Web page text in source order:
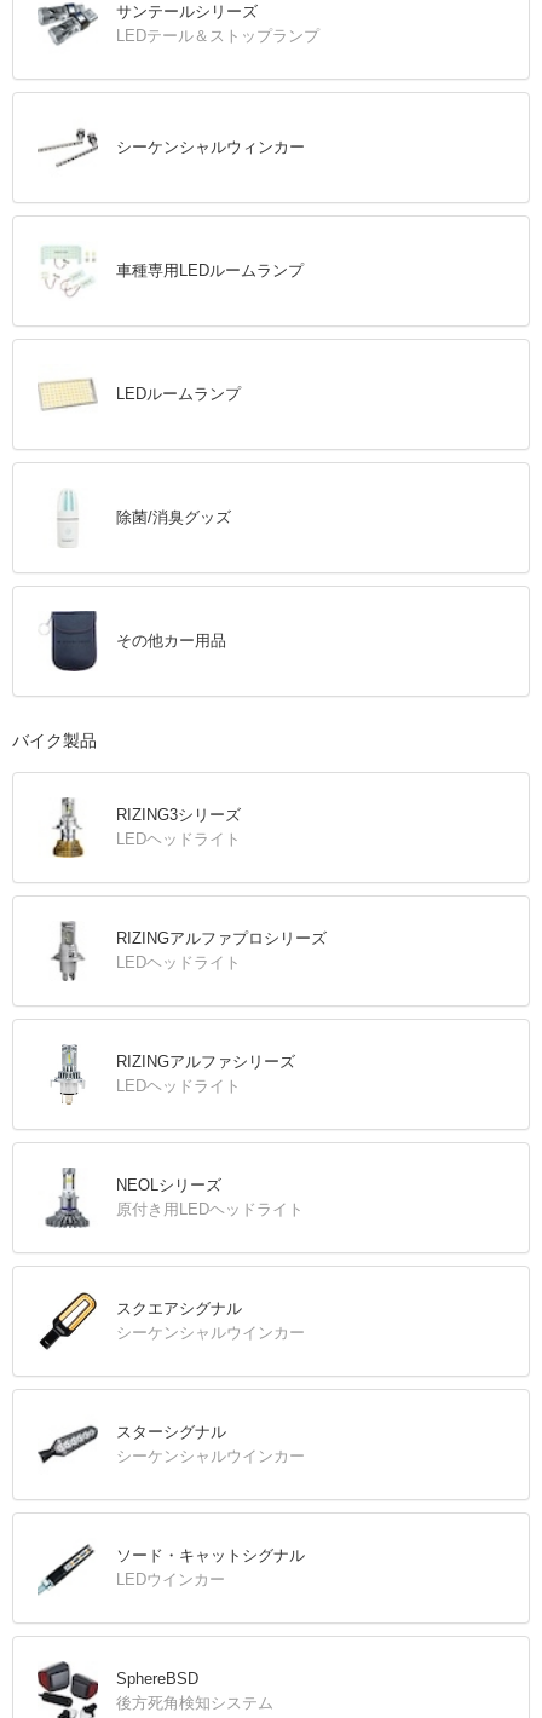
サンテールシリーズ
LEDテール＆ストップランプ
シーケンシャルウィンカー
車種専用LEDルームランプ
LEDルームランプ
除菌/消臭グッズ
その他カー用品
バイク製品
RIZING3シリーズ
LEDヘッドライト
RIZINGアルファプロシリーズ
LEDヘッドライト
RIZINGアルファシリーズ
LEDヘッドライト
NEOLシリーズ
原付き用LEDヘッドライト
スクエアシグナル
シーケンシャルウインカー
スターシグナル
シーケンシャルウインカー
ソード・キャットシグナル
LEDウインカー
SphereBSD
後方死角検知システム